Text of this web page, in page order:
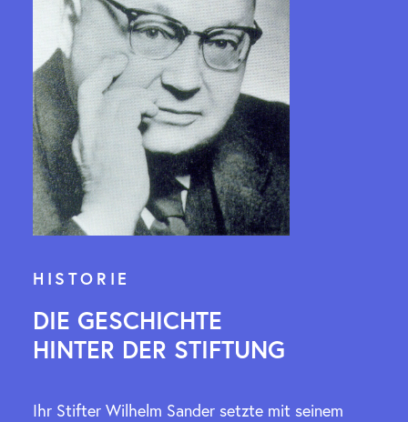
HISTORIE
DIE GESCHICHTE
HINTER DER STIFTUNG
Ihr Stifter Wilhelm Sander setzte mit seinem